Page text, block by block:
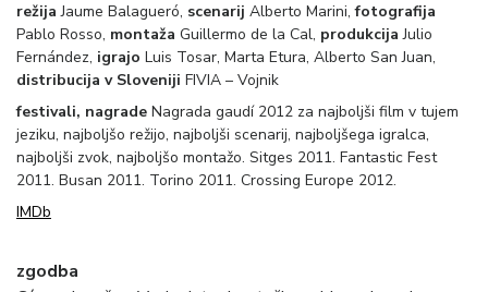
režija Jaume Balagueró, scenarij Alberto Marini,fotografija
Pablo Rosso, montaža Guillermo de la Cal, produkcija Julio
Fernández, igrajo Luis Tosar, Marta Etura, Alberto San Juan,
distribucija v Sloveniji FIVIA – Vojnik
festivali, nagrade Nagrada gaudí 2012 za najboljši film v tujem
jeziku, najboljšo režijo, najboljši scenarij, najboljšega igralca,
najboljši zvok, najboljšo montažo. Sitges 2011. Fantastic Fest
2011. Busan 2011. Torino 2011. Crossing Europe 2012.
IMDb
zgodba